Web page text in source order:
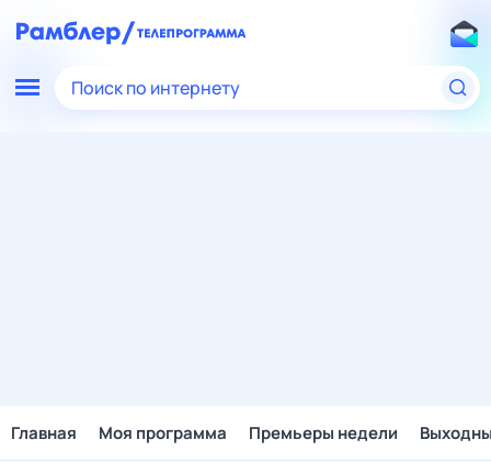
Поиск по интернету
Главная Моя программа Премьеры недели